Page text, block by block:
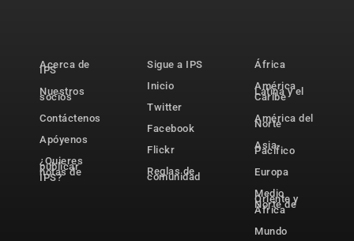
Acerca de
IPS
Nuestros
socios
Contáctenos
Apóyenos
¿Quieres
publicar
notas de
IPS?
Sigue a IPS
Inicio
Twitter
Facebook
Flickr
Reglas de
comunidad
África
América
Latina y el
Caribe
América del
Norte
Asia-
Pacífico
Europa
Medio
Oriente y
Norte de
África
Mundo